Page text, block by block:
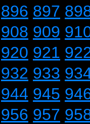
896 897
908 909
920 921
932 933
944 945
956 957